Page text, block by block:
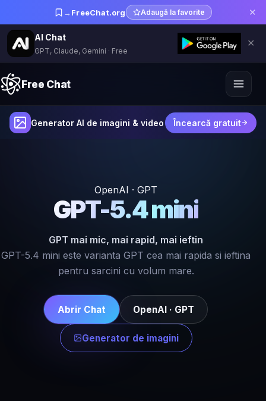
→ FreeChat.org Adaugă la favorite ✕
AI Chat
GPT, Claude, Gemini · Free
✕
Free Chat
Generator AI de imagini & video Încearcă gratuit
OpenAI · GPT
GPT-5.4 mini
GPT mai mic, mai rapid, mai ieftin
GPT-5.4 mini este varianta GPT cea mai rapida si ieftina
pentru sarcini cu volum mare.
Abrir Chat OpenAI · GPT
Generator de imagini